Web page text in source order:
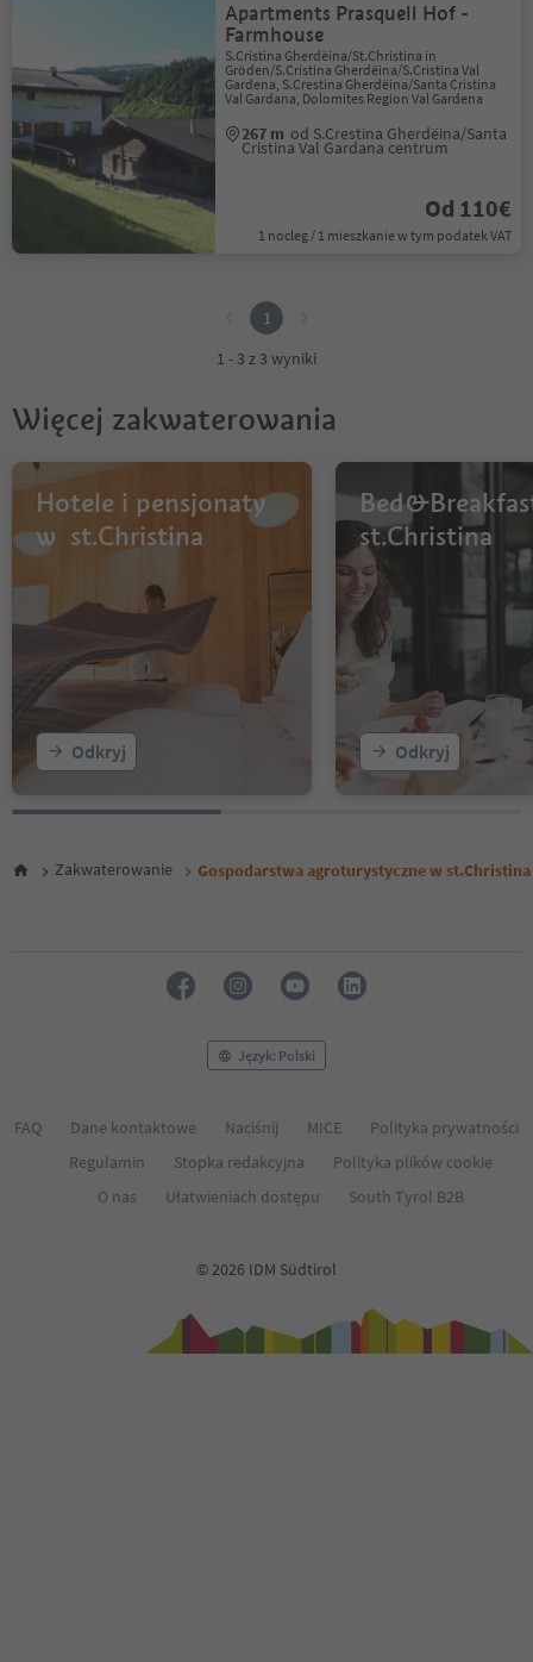
Apartments Prasquell Hof -
Farmhouse
S.Cristina Gherdëina/St.Christina in
Gröden/S.Cristina Gherdëina/S.Cristina Val
Gardena, S.Crestina Gherdëina/Santa Cristina
Val Gardana, Dolomites Region Val Gardena
267 m od S.Crestina Gherdëina/Santa
Cristina Val Gardana centrum
Od 110€
1 nocleg / 1 mieszkanie w tym podatek VAT
1
1 - 3 z 3 wyniki
Więcej zakwaterowania
Hotele i pensjonaty
w st.Christina
Odkryj
st.Christina
Odkryj
Zakwaterowanie Gospodarstwa agroturystyczne w st.Christina
Język: Polski
FAQ Dane kontaktowe Naciśnij MICE
Polityka prywatności
Regulamin
Stopka redakcyjna
Polityka plików cookie
O nas
Ułatwieniach dostępu South Tyrol B2B
© 2026 IDM Südtirol